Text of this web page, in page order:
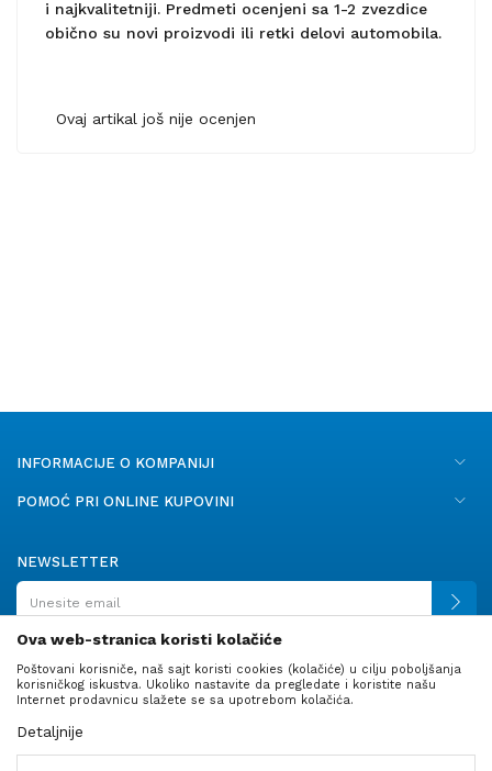
i najkvalitetniji. Predmeti ocenjeni sa 1-2 zvezdice
obično su novi proizvodi ili retki delovi automobila.
Ovaj artikal još nije ocenjen
INFORMACIJE O KOMPANIJI
POMOĆ PRI ONLINE KUPOVINI
NEWSLETTER
PRATITE NAS
Ova web-stranica koristi kolačiće
Poštovani korisniče, naš sajt koristi cookies (kolačiće) u cilju poboljšanja
korisničkog iskustva. Ukoliko nastavite da pregledate i koristite našu
Internet prodavnicu slažete se sa upotrebom kolačića.
Detaljnije